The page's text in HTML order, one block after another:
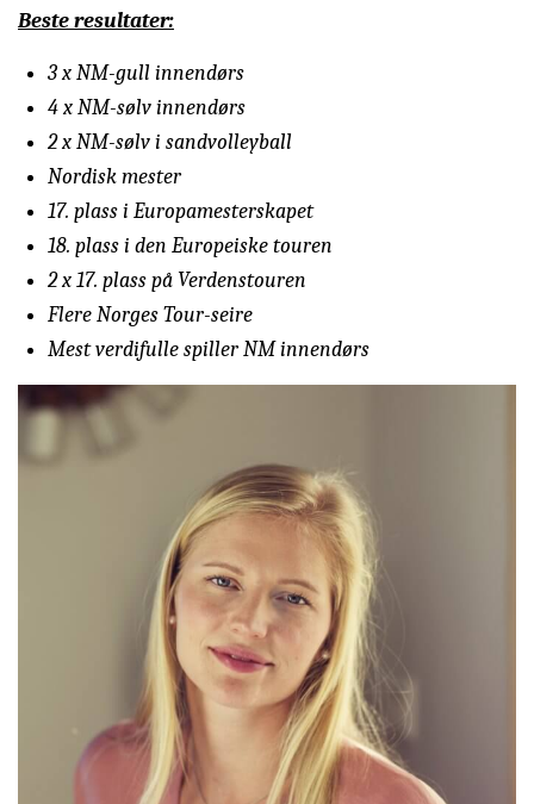
Beste resultater:
3 x NM-gull innendørs
4 x NM-sølv innendørs
2 x NM-sølv i sandvolleyball
Nordisk mester
17. plass i Europamesterskapet
18. plass i den Europeiske touren
2 x 17. plass på Verdenstouren
Flere Norges Tour-seire
Mest verdifulle spiller NM innendørs